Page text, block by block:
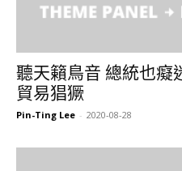
聽天籟鳥音 總統也癡
貿易猖獗
Pin-Ting Lee - 2020-08-28